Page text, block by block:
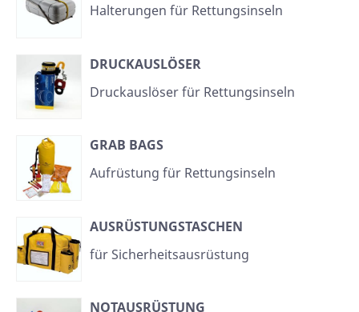
Halterungen für Rettungsinseln
DRUCKAUSLÖSER
Druckauslöser für Rettungsinseln
GRAB BAGS
Aufrüstung für Rettungsinseln
AUSRÜSTUNGSTASCHEN
für Sicherheitsausrüstung
NOTAUSRÜSTUNG